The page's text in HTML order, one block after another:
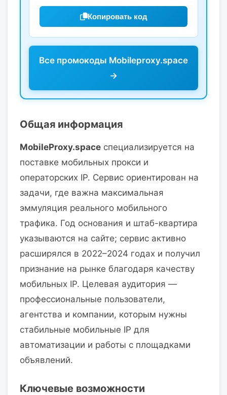
Копировать код
Все промокоды Mobileproxy.space
→
Общая информация
MobileProxy.space специализируется на
поставке мобильных прокси и
операторских IP. Сервис ориентирован на
задачи, где важна максимальная
эммуляция реального мобильного
трафика. Год основания и штаб-квартира
указываются на сайте; сервис активно
расширялся в 2022–2024 годах и получил
признание на рынке благодаря качеству
мобильных IP. Целевая аудитория —
профессиональные пользователи,
агентства и компании, которым нужны
стабильные мобильные IP для
автоматизации и работы с площадками
объявлений.
Ключевые возможности